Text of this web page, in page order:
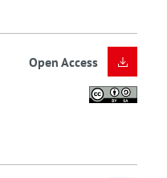
Open Access